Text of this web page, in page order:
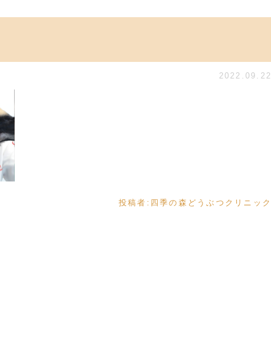
2022.09.22
投稿者: 四季の森どうぶつクリニック